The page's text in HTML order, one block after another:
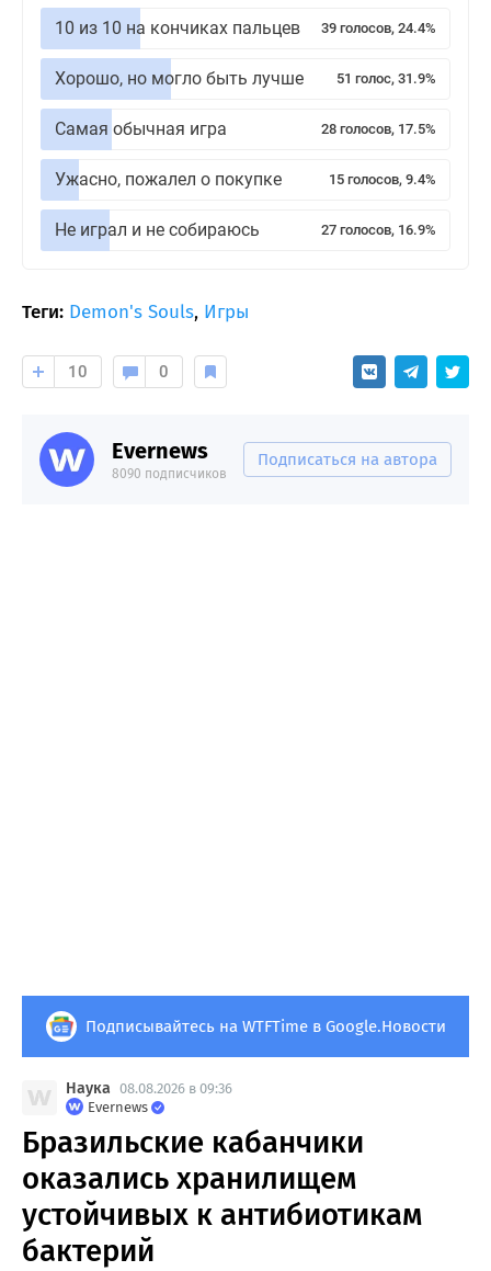
10 из 10 на кончиках пальцев 39 голосов, 24.4%
Хорошо, но могло быть лучше 51 голос, 31.9%
Самая обычная игра 28 голосов, 17.5%
Ужасно, пожалел о покупке 15 голосов, 9.4%
Не играл и не собираюсь 27 голосов, 16.9%
Теги: Demon's Souls, Игры
10 0
Evernews
8090 подписчиков
Подписаться на автора
Подписывайтесь на WTFTime в Google.Новости
Наука 08.08.2026 в 09:36
Evernews
Бразильские кабанчики
оказались хранилищем
устойчивых к антибиотикам
бактерий